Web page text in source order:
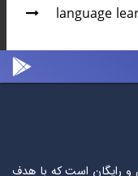
language
و رایگان است که با هدف